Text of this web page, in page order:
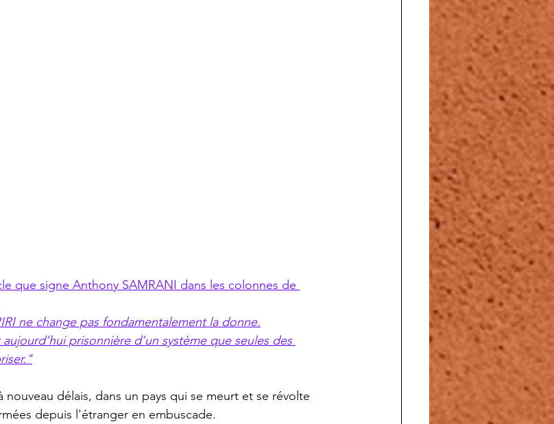
que signe Anthony SAMRANI dans les colonnes de
ne change pas fondamentalement la donne.
délais, dans un pays qui se meurt et se révolte
depuis l'étranger en embuscade.